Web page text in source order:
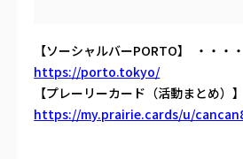
【ソーシャルバーPORTO】 ・・・
https://porto.tokyo/
【プレーリーカード（活動まとめ）
https://my.prairie.cards/u/